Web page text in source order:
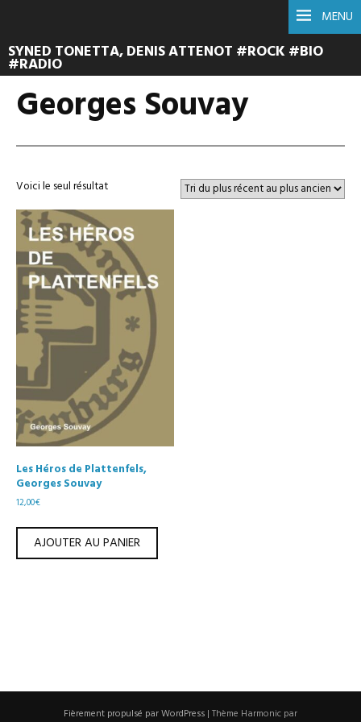
MENU
SYNED TONETTA, DENIS ATTENOT #ROCK #BIO
#RADIO
Georges Souvay
Voici le seul résultat
Les Héros de Plattenfels,
Georges Souvay
12,00€
AJOUTER AU PANIER
Fièrement propulsé par WordPress | Thème Harmonic par